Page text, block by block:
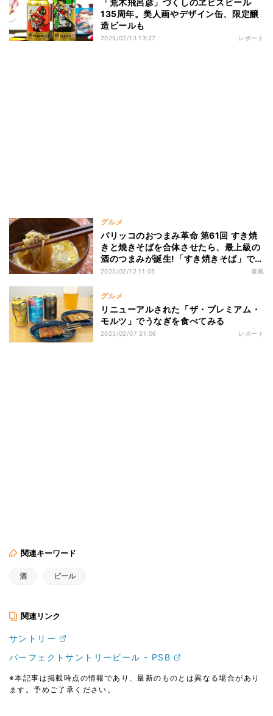
135周年。美人画やデザイン缶、限定醸
造ビールも
2025/02/13 13:27 レポート
グルメ
パリッコのおつまみ革命 第61回 すき焼
きと焼きそばを合体させたら、最上級の
酒のつまみが誕生!「すき焼きそば」でビ
ールが止まらない
2025/02/12 11:05 連載
グルメ
リニューアルされた「ザ・プレミアム・
モルツ」でうなぎを食べてみる
2025/02/07 21:06 レポート
関連キーワード
酒 ビール
関連リンク
サントリー
パーフェクトサントリービール - PSB
※本記事は掲載時点の情報であり、最新のものとは異なる場合があり
ます。予めご了承ください。